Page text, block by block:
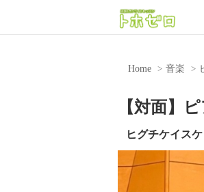
Home 音楽
【対面】
ヒグチケイス
Previous